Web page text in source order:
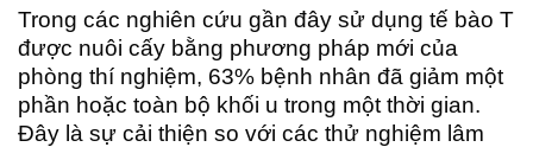
Trong các nghiên cứu gần đây sử dụng tế bào T
được nuôi cấy bằng phương pháp mới của
phòng thí nghiệm, 63% bệnh nhân đã giảm một
phần hoặc toàn bộ khối u trong một thời gian.
Đây là sự cải thiện so với các thử nghiệm lâm